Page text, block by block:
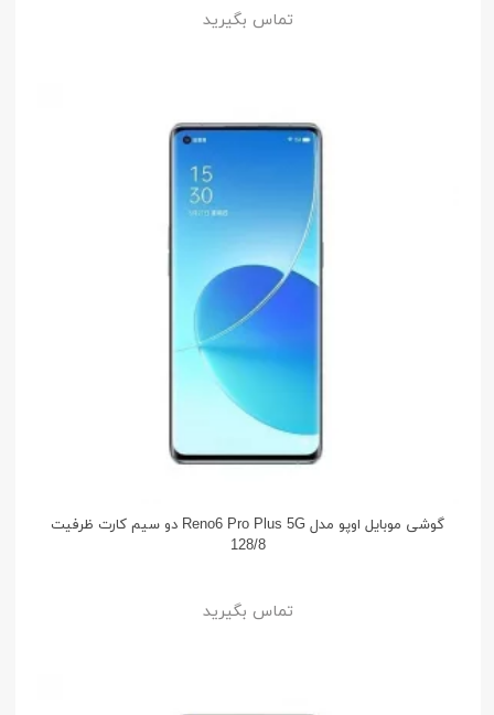
تماس بگیرید
گوشی موبایل اوپو مدل Reno6 Pro Plus 5G دو سیم کارت ظرفیت
128/8
تماس بگیرید